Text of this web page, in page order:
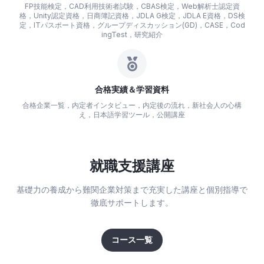
FP技能検定，CAD利用技術者試験，CBAS検定，Web解析士認定資
格，Unity認定資格，日商簿記資格，JDLA G検定，JDLA E資格，DS検
定，ITパスポート資格，グループディスカッション(GD)，CASE，Cod
ingTest，研究紹介
合格実績＆学習資料
合格企業一覧，内定者インタビュー，内定後の流れ，新社会人の心構
え，日本語学習ツール，公開講座
就職支援講座
基礎力の養成から難関企業対策まで充実した講座と個別指導で
徹底サポートします。
コース一覧